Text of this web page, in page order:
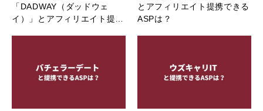
「DADWAY（ダッドウェ
イ）」とアフィリエイト提…
とアフィリエイト提携できる
ASPは？